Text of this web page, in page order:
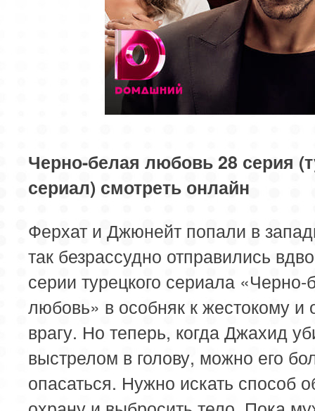
74 серия
75 серия
78 серия
79 серия
82 серия
83 серия
86 серия
87 серия
89 серия
90 серия
91 серия
93 серия
94 серия 95 серия
Черно-белая любовь 28 серия
сериал) смотреть онлайн
Ферхат и Джюнейт попали в
так безрассудно отправились
серии турецкого сериала «Черно-
любовь» в особняк к жестокому и
врагу. Но теперь, когда Джахид
выстрелом в голову, можно его
опасаться. Нужно искать способ